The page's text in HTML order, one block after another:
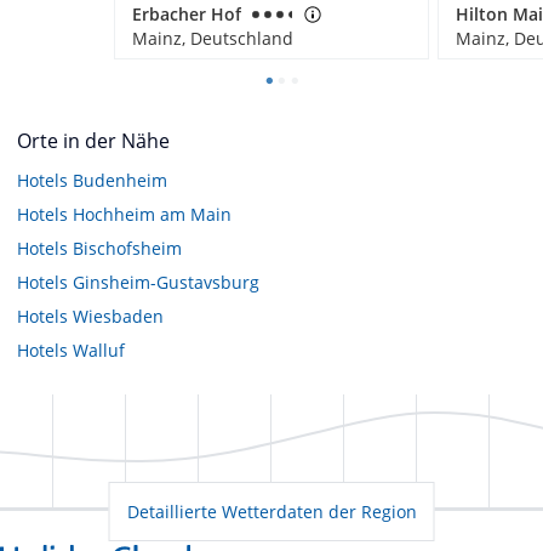
Erbacher Hof
Mainz, Deutschland
Hilton
Mainz,
Orte in der Nähe
Hotels Budenheim
Hotels Hochheim am Main
Hotels Bischofsheim
Hotels Ginsheim-Gustavsburg
Hotels Wiesbaden
Hotels Walluf
Detaillierte Wetterdaten der Region